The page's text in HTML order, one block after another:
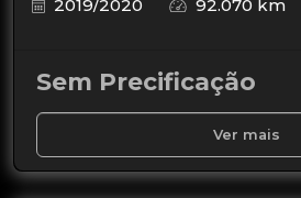
2019/2020
92.070 km
Sem Precificação
Ver mais